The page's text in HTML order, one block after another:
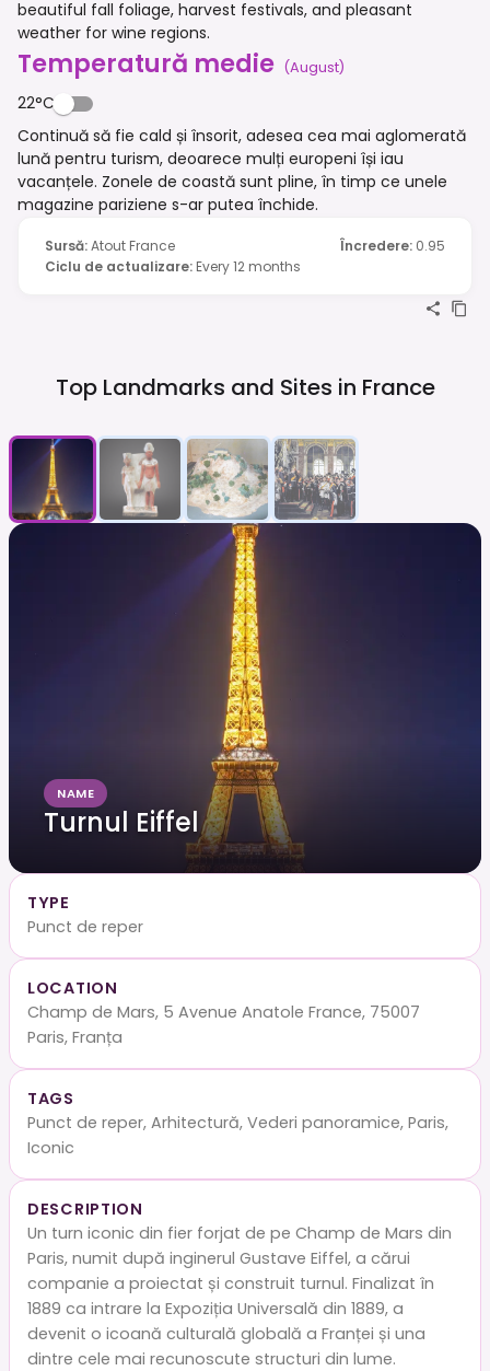
beautiful fall foliage, harvest festivals, and pleasant
weather for wine regions.
Temperatură medie (August)
22°C
Continuă să fie cald și însorit, adesea cea mai aglomerată
lună pentru turism, deoarece mulți europeni își iau
vacanțele. Zonele de coastă sunt pline, în timp ce unele
magazine pariziene s-ar putea închide.
Sursă:Atout France Încredere: 0.95
Ciclu de actualizare: Every 12 months
Top Landmarks and Sites in France
NAME
Turnul Eiffel
TYPE
Punct de reper
LOCATION
Champ de Mars, 5 Avenue Anatole France, 75007
Paris, Franța
TAGS
Punct de reper, Arhitectură, Vederi panoramice, Paris,
Iconic
DESCRIPTION
Un turn iconic din fier forjat de pe Champ de Mars din
Paris, numit după inginerul Gustave Eiffel, a cărui
companie a proiectat și construit turnul. Finalizat în
1889 ca intrare la Expoziția Universală din 1889, a
devenit o icoană culturală globală a Franței și una
dintre cele mai recunoscute structuri din lume.